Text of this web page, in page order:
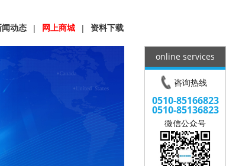
动态 | 网上商城 | 资料下载
online services
咨询热线
0510-85166823
0510-85136823
微信公众号